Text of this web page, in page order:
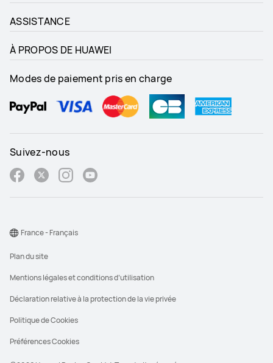
ASSISTANCE
À PROPOS DE HUAWEI
Modes de paiement pris en charge
Suivez-nous
Plan du site
Mentions légales et conditions d’utilisation
Déclaration relative à la protection de la vie privée
Politique de Cookies
Préférences Cookies
France - Français